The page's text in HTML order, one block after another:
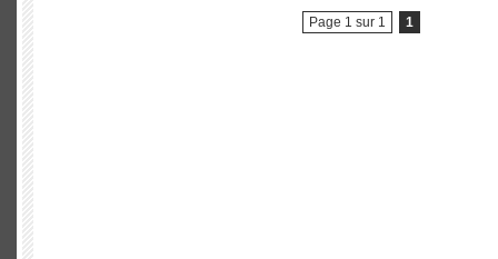
Page 1 sur 1 1